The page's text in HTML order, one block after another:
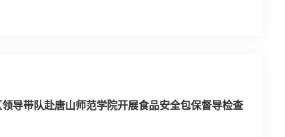
导带队赴唐山师范学院开展食品安全包保督导检查